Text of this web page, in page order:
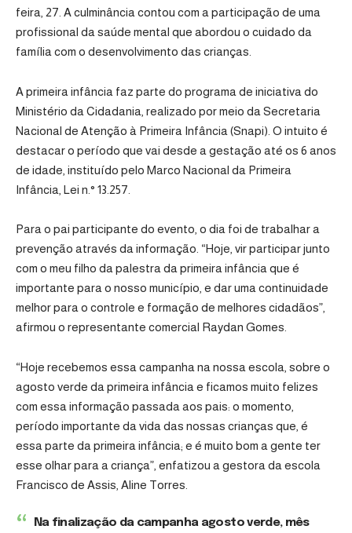
feira, 27. A culminância contou com a participação de uma
profissional da saúde mental que abordou o cuidado da
família com o desenvolvimento das crianças.
A primeira infância faz parte do programa de iniciativa do
Ministério da Cidadania , realizado por meio da Secretaria
Nacional de Atenção à Primeira Infância (Snapi) . O intuito é
destacar o período que vai desde a gestação até os 6 anos
de idade, instituído pelo Marco Nacional da Primeira
Infância, Lei n.° 13.257
Para o pai participante do evento, o dia foi de trabalhar a
prevenção através da informação. “Hoje, vir participar junto
com o meu filho da palestra da primeira infância que é
importante para o nosso município, e dar uma continuidade
melhor para o controle e formação de melhores cidadãos”,
afirmou o representante comercial Raydan Gomes
“Hoje recebemos essa campanha na nossa escola, sobre o
agosto verde da primeira infância e ficamos muito felizes
com essa informação passada aos pais: o momento,
período importante da vida das nossas crianças que, é
essa parte da primeira infância; e é muito bom a gente ter
esse olhar para a criança”, enfatizou a gestora da escola
Francisco de Assis, Aline Torres
Na finalização da campanha agosto verde, mês